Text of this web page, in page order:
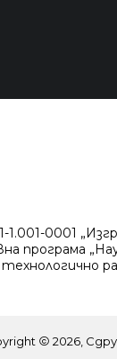
0001
програма
технологично
2026,